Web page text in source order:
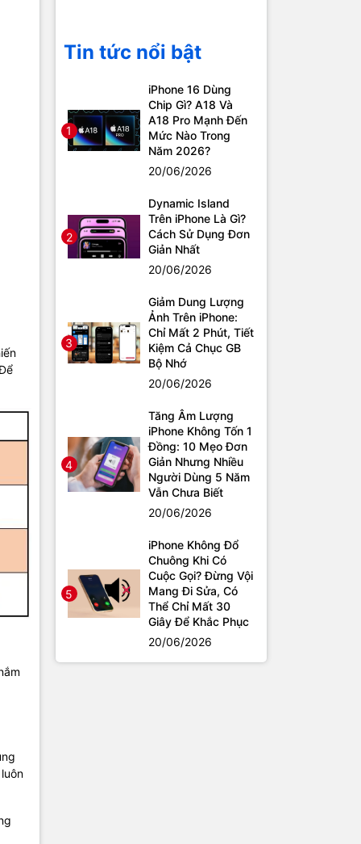
Tin tức nổi bật
1
iPhone 16 Dùng
Chip Gì? A18 Và
A18 Pro Mạnh Đến
Mức Nào Trong
Năm 2026?
20/06/2026
2
Dynamic Island
Trên iPhone Là Gì?
Cách Sử Dụng Đơn
Giản Nhất
20/06/2026
3
Giảm Dung Lượng
Ảnh Trên iPhone:
Chỉ Mất 2 Phút, Tiết
Kiệm Cả Chục GB
Bộ Nhớ
20/06/2026
4
Tăng Âm Lượng
iPhone Không Tốn 1
Đồng: 10 Mẹo Đơn
Giản Nhưng Nhiều
Người Dùng 5 Năm
Vẫn Chưa Biết
20/06/2026
5
iPhone Không Đổ
Chuông Khi Có
Cuộc Gọi? Đừng Vội
Mang Đi Sửa, Có
Thể Chỉ Mất 30
Giây Để Khắc Phục
20/06/2026